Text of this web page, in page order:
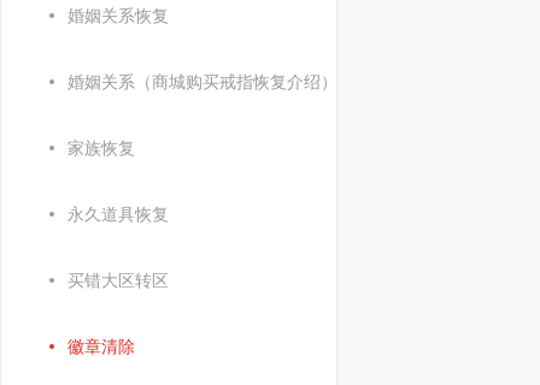
婚姻关系恢复
婚姻关系（商城购买戒指恢复介绍）
家族恢复
永久道具恢复
买错大区转区
徽章清除